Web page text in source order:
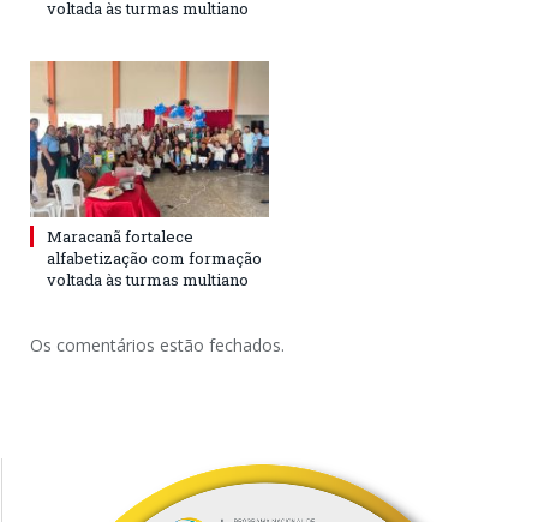
voltada às turmas multiano
Maracanã fortalece
alfabetização com formação
voltada às turmas multiano
Os comentários estão fechados.